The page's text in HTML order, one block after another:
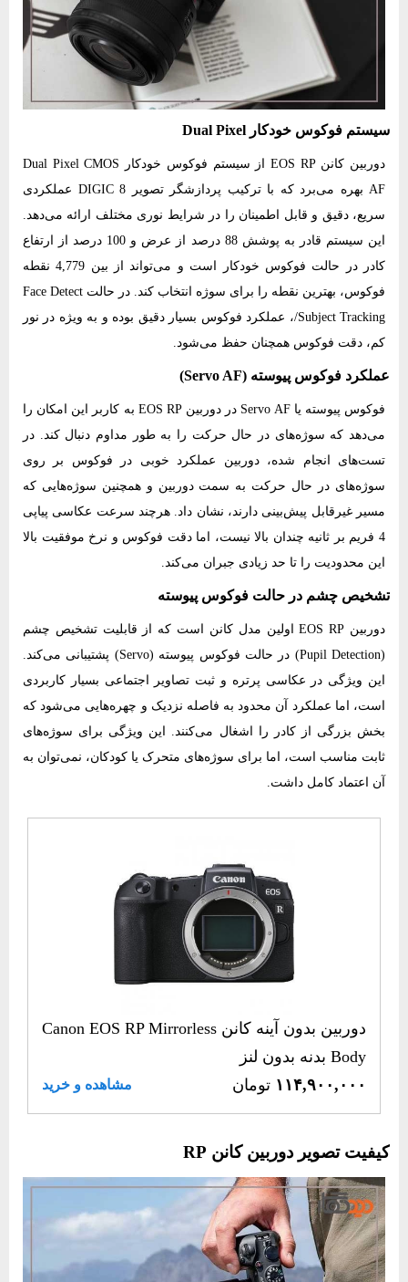
سیستم فوکوس خودکار Dual Pixel
دوربین کانن EOS RP از سیستم فوکوس خودکار Dual Pixel CMOS
AF بهره می‌برد که با ترکیب پردازشگر تصویر DIGIC 8 عملکردی
سریع، دقیق و قابل‌ اطمینان را در شرایط نوری مختلف ارائه می‌دهد.
این سیستم قادر به پوشش 88 درصد از عرض و 100 درصد از ارتفاع
کادر در حالت فوکوس خودکار است و می‌تواند از بین 4,779 نقطه
فوکوس، بهترین نقطه را برای سوژه انتخاب کند. در حالت Face Detect
/Subject Tracking، عملکرد فوکوس بسیار دقیق بوده و به‌ ویژه در نور
کم، دقت فوکوس همچنان حفظ می‌شود.
عملکرد فوکوس پیوسته (Servo AF)
فوکوس پیوسته یا Servo AF در دوربین EOS RP به کاربر این امکان را
می‌دهد که سوژه‌های در حال حرکت را به طور مداوم دنبال کند. در
تست‌های انجام‌ شده، دوربین عملکرد خوبی در فوکوس بر روی
سوژه‌های در حال حرکت به سمت دوربین و همچنین سوژه‌هایی که
مسیر غیر‌قابل پیش‌بینی دارند، نشان داد. هرچند سرعت عکاسی پیاپی
4 فریم بر ثانیه چندان بالا نیست، اما دقت فوکوس و نرخ موفقیت بالا
این محدودیت را تا حد زیادی جبران می‌کند.
تشخیص چشم در حالت فوکوس پیوسته
دوربین EOS RP اولین مدل کانن است که از قابلیت تشخیص چشم
(Pupil Detection) در حالت فوکوس پیوسته (Servo) پشتیبانی می‌کند.
این ویژگی در عکاسی پرتره و ثبت تصاویر اجتماعی بسیار کاربردی
است، اما عملکرد آن محدود به فاصله نزدیک و چهره‌هایی می‌شود که
بخش بزرگی از کادر را اشغال می‌کنند. این ویژگی برای سوژه‌های
ثابت مناسب است، اما برای سوژه‌های متحرک یا کودکان، نمی‌توان به
آن اعتماد کامل داشت.
دوربین بدون آینه کانن Canon EOS RP Mirrorless
Body بدنه بدون لنز
۱۱۴,۹۰۰,۰۰۰ تومان مشاهده و خرید
کیفیت تصویر دوربین کانن RP